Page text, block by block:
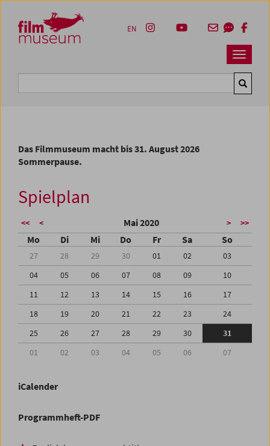
Zum Inhalt
Zum Hauptmenü
Zur Servicenavigation
Zum Suche
Navbar
EN
Das Filmmuseum macht bis 31. August 2026
Sommerpause.
Spielplan
<< < Mai 2020 > >>
Mo Di Mi Do Fr Sa So
27 28 29 30 01 02
03
04
05 06 07 08 09
10
11
12 13 14 15 16
17
18
19 20 21 22 23
24
25
26 27 28 29 30
31
01
02 03 04 05 06 07
iCalender
Programmheft-PDF